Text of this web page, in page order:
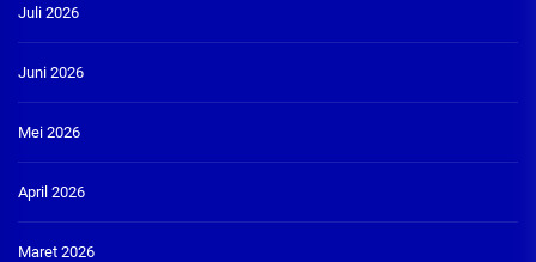
Juli 2026
Juni 2026
Mei 2026
April 2026
Maret 2026